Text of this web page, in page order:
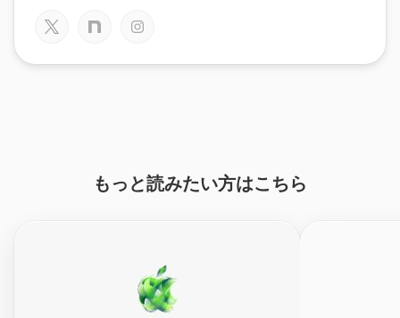
もっと読みたい方はこちら